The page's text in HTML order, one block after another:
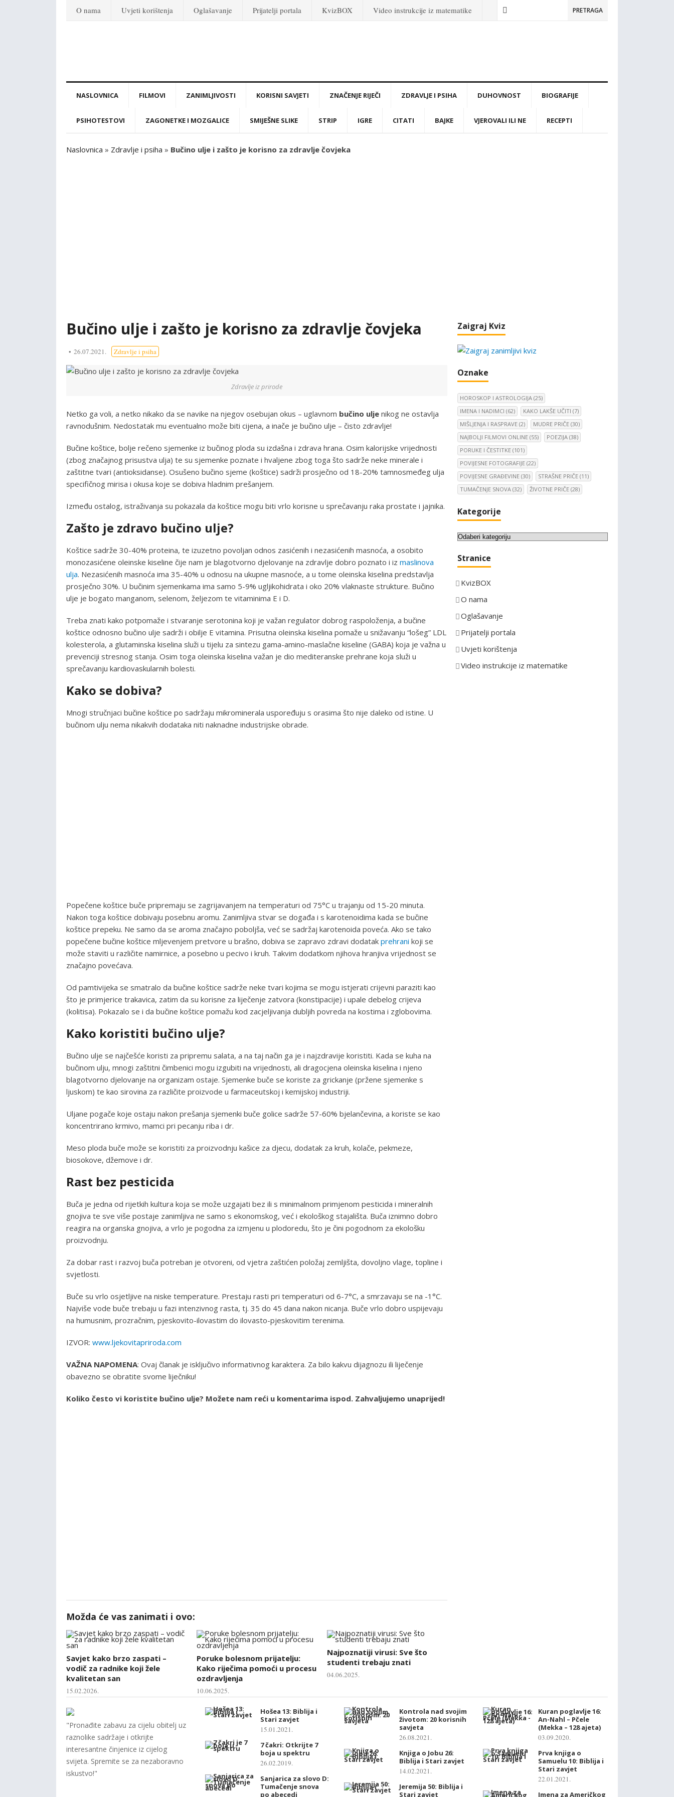
O nama Uvjeti korištenja Oglašavanje Prijatelji portala KvizBOX Video instrukcije iz matematike PRETRAGA
NASLOVNICA FILMOVI ZANIMLJIVOSTI KORISNI SAVJETI ZNAČENJE RIJEČI ZDRAVLJE I PSIHA DUHOVNOST BIOGRAFIJE
PSIHOTESTOVI ZAGONETKE I MOZGALICE SMIJEŠNE SLIKE STRIP IGRE CITATI BAJKE VJEROVALI ILI NE RECEPTI
Naslovnica » Zdravlje i psiha » Bučino ulje i zašto je korisno za zdravlje čovjeka
Bučino ulje i zašto je korisno za zdravlje čovjeka
26.07.2021. Zdravlje i psiha
Zdravlje iz prirode
Netko ga voli, a netko nikako da se navike na njegov osebujan okus – uglavnom bučino ulje nikog ne ostavlja
ravnodušnim. Nedostatak mu eventualno može biti cijena, a inače je bučino ulje – čisto zdravlje!
Bučine koštice, bolje rečeno sjemenke iz bučinog ploda su izdašna i zdrava hrana. Osim kalorijske vrijednosti
(zbog značajnog prisustva ulja) te su sjemenke poznate i hvaljene zbog toga što sadrže neke minerale i
zaštitne tvari (antioksidanse). Osušeno bučino sjeme (koštice) sadrži prosječno od 18-20% tamnosmeđeg ulja
specifičnog mirisa i okusa koje se dobiva hladnim prešanjem.
Između ostalog, istraživanja su pokazala da koštice mogu biti vrlo korisne u sprečavanju raka prostate i jajnika.
Zašto je zdravo bučino ulje?
Koštice sadrže 30-40% proteina, te izuzetno povoljan odnos zasićenih i nezasićenih masnoća, a osobito
monozasićene oleinske kiseline čije nam je blagotvorno djelovanje na zdravlje dobro poznato i iz maslinova
ulja. Nezasićenih masnoća ima 35-40% u odnosu na ukupne masnoće, a u tome oleinska kiselina predstavlja
prosječno 30%. U bučinim sjemenkama ima samo 5-9% ugljikohidrata i oko 20% vlaknaste strukture. Bučino
ulje je bogato manganom, selenom, željezom te vitaminima E i D.
Treba znati kako potpomaže i stvaranje serotonina koji je važan regulator dobrog raspoloženja, a bučine
koštice odnosno bučino ulje sadrži i obilje E vitamina. Prisutna oleinska kiselina pomaže u snižavanju “lošeg” LDL
kolesterola, a glutaminska kiselina služi u tijelu za sintezu gama-amino-maslačne kiseline (GABA) koja je važna u
prevenciji stresnog stanja. Osim toga oleinska kiselina važan je dio mediteranske prehrane koja služi u
sprečavanju kardiovaskularnih bolesti.
Kako se dobiva?
Mnogi stručnjaci bučine koštice po sadržaju mikrominerala uspoređuju s orasima što nije daleko od istine. U
bučinom ulju nema nikakvih dodataka niti naknadne industrijske obrade.
Popečene koštice buče pripremaju se zagrijavanjem na temperaturi od 75°C u trajanju od 15-20 minuta.
Nakon toga koštice dobivaju posebnu aromu. Zanimljiva stvar se događa i s karotenoidima kada se bučine
koštice prepeku. Ne samo da se aroma značajno poboljša, već se sadržaj karotenoida poveća. Ako se tako
popečene bučine koštice mljevenjem pretvore u brašno, dobiva se zapravo zdravi dodatak prehrani koji se
može staviti u različite namirnice, a posebno u pecivo i kruh. Takvim dodatkom njihova hranjiva vrijednost se
značajno povećava.
Od pamtivijeka se smatralo da bučine koštice sadrže neke tvari kojima se mogu istjerati crijevni paraziti kao
što je primjerice trakavica, zatim da su korisne za liječenje zatvora (konstipacije) i upale debelog crijeva
(kolitisa). Pokazalo se i da bučine koštice pomažu kod zacjeljivanja dubljih povreda na kostima i zglobovima.
Kako koristiti bučino ulje?
Bučino ulje se najčešće koristi za pripremu salata, a na taj način ga je i najzdravije koristiti. Kada se kuha na
bučinom ulju, mnogi zaštitni čimbenici mogu izgubiti na vrijednosti, ali dragocjena oleinska kiselina i njeno
blagotvorno djelovanje na organizam ostaje. Sjemenke buče se koriste za grickanje (pržene sjemenke s
ljuskom) te kao sirovina za različite proizvode u farmaceutskoj i kemijskoj industriji.
Uljane pogače koje ostaju nakon prešanja sjemenki buče golice sadrže 57-60% bjelančevina, a koriste se kao
koncentrirano krmivo, mamci pri pecanju riba i dr.
Meso ploda buče može se koristiti za proizvodnju kašice za djecu, dodatak za kruh, kolače, pekmeze,
biosokove, džemove i dr.
Rast bez pesticida
Buča je jedna od rijetkih kultura koja se može uzgajati bez ili s minimalnom primjenom pesticida i mineralnih
gnojiva te sve više postaje zanimljiva ne samo s ekonomskog, već i ekološkog stajališta. Buča iznimno dobro
reagira na organska gnojiva, a vrlo je pogodna za izmjenu u plodoredu, što je čini pogodnom za ekološku
proizvodnju.
Za dobar rast i razvoj buča potreban je otvoreni, od vjetra zaštićen položaj zemljišta, dovoljno vlage, topline i
svjetlosti.
Buče su vrlo osjetljive na niske temperature. Prestaju rasti pri temperaturi od 6-7°C, a smrzavaju se na -1°C.
Najviše vode buče trebaju u fazi intenzivnog rasta, tj. 35 do 45 dana nakon nicanja. Buče vrlo dobro uspijevaju
na humusnim, prozračnim, pjeskovito-ilovastim do ilovasto-pjeskovitim terenima.
IZVOR: www.ljekovitapriroda.com
VAŽNA NAPOMENA: Ovaj članak je isključivo informativnog karaktera. Za bilo kakvu dijagnozu ili liječenje
obavezno se obratite svome liječniku!
Koliko često vi koristite bučino ulje? Možete nam reći u komentarima ispod. Zahvaljujemo unaprijed!
Možda će vas zanimati i ovo:
Savjet kako brzo zaspati –
vodič za radnike koji žele
kvalitetan san
15.02.2026.
Poruke bolesnom prijatelju:
Kako riječima pomoći u procesu
ozdravljenja
10.06.2025.
Najpoznatiji virusi: Sve što
studenti trebaju znati
04.06.2025.
Zaigraj Kviz
Oznake
HOROSKOP I ASTROLOGIJA (25)
IMENA I NADIMCI (62) KAKO LAKŠE UČITI (7)
MIŠLJENJA I RASPRAVE (2) MUDRE PRIČE (30)
NAJBOLJI FILMOVI ONLINE (55) POEZIJA (38)
PORUKE I ČESTITKE (101)
POVIJESNE FOTOGRAFIJE (22)
POVIJESNE GRAĐEVINE (30) STRAŠNE PRIČE (11)
TUMAČENJE SNOVA (32) ŽIVOTNE PRIČE (28)
Kategorije
K
t
g
o
i
j
e
Stranice
KvizBOX
O nama
Oglašavanje
Prijatelji portala
Uvjeti korištenja
Video instrukcije iz matematike
"Pronađite zabavu za cijelu obitelj uz
raznolike sadržaje i otkrijte
interesantne činjenice iz cijelog
svijeta. Spremite se za nezaboravno
iskustvo!"
Hošea 13: Biblija i
Stari zavjet
15.01.2021.
7 čakri: Otkrijte 7
boja u spektru
26.02.2019.
Sanjarica za slovo D:
Tumačenje snova
po abecedi
Kontrola nad svojim
životom: 20 korisnih
savjeta
26.08.2021.
Knjiga o Jobu 26:
Biblija i Stari zavjet
14.02.2021.
Jeremija 50: Biblija i
Stari zavjet
Kuran poglavlje 16:
An-Nahl – Pčele
(Mekka – 128 ajeta)
03.09.2020.
Prva knjiga o
Samuelu 10: Biblija i
Stari zavjet
22.01.2021.
Imena za Američkog